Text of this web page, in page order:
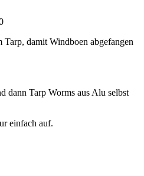
damit Windboen abgefangen
dann Tarp Worms aus Alu selbst
einfach auf.